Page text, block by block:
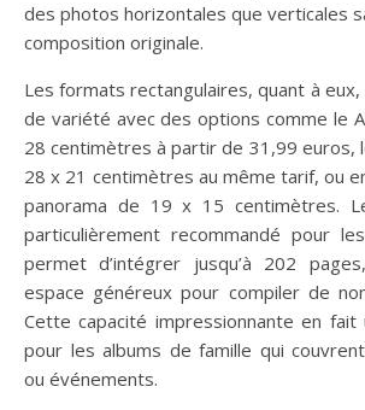
des photos horizontales que verticales
composition originale.
Les formats rectangulaires, quant à
de variété avec des options comme le
28 centimètres à partir de 31,99 euros,
28 x 21 centimètres au même tarif, ou
panorama de 19 x 15 centimètres.
particulièrement recommandé pour
permet d’intégrer jusqu’à 202
espace généreux pour compiler de
Cette capacité impressionnante en fait
pour les albums de famille qui
ou événements.